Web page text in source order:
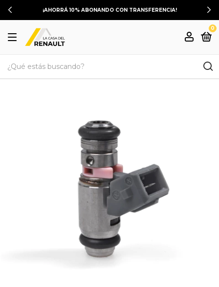
¡AHORRÁ 10% ABONANDO CON TRANSFERENCIA!
0